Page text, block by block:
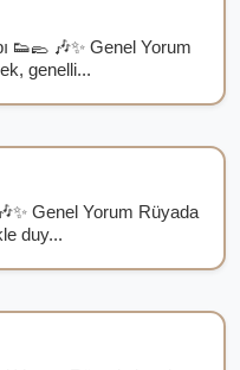
👟🥿 🎶✨ Genel Yorum
genelli...
Genel Yorum Rüyada
duy...